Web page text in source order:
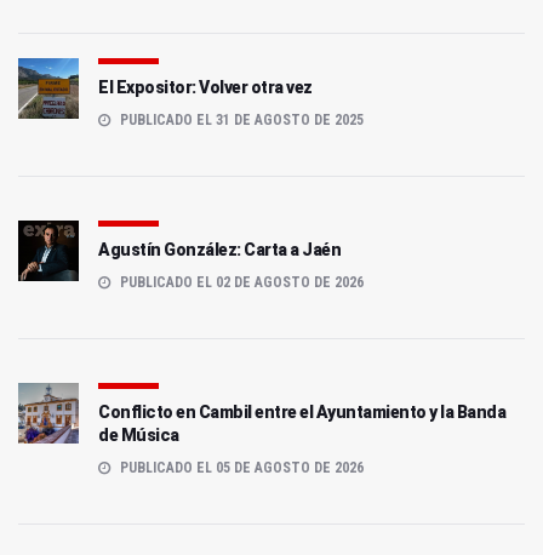
El Expositor: Volver otra vez
PUBLICADO EL 31 DE AGOSTO DE 2025
Agustín González: Carta a Jaén
PUBLICADO EL 02 DE AGOSTO DE 2026
Conflicto en Cambil entre el Ayuntamiento y la Banda
de Música
PUBLICADO EL 05 DE AGOSTO DE 2026